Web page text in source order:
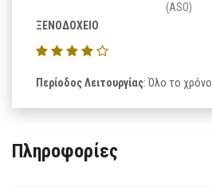
(ASO)
ΞΕΝΟΔΟΧΕΙΟ
Περίοδος Λειτουργίας: Όλο το χρόνο
Πληροφορίες